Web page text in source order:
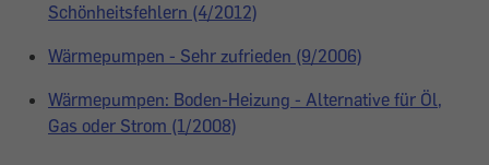
Schönheitsfehlern (4/2012)
Wärmepumpen - Sehr zufrieden (9/2006)
Wärmepumpen: Boden-Heizung - Alternative für Öl,
Gas oder Strom (1/2008)